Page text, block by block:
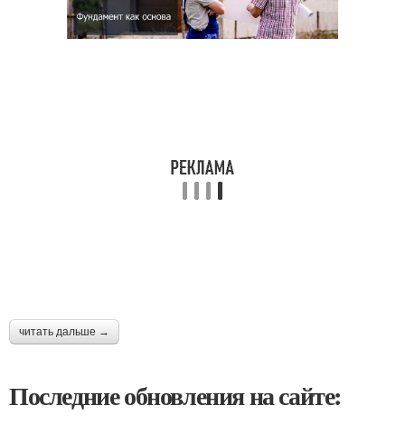
читать дальше →
Последние обновления на сайте: